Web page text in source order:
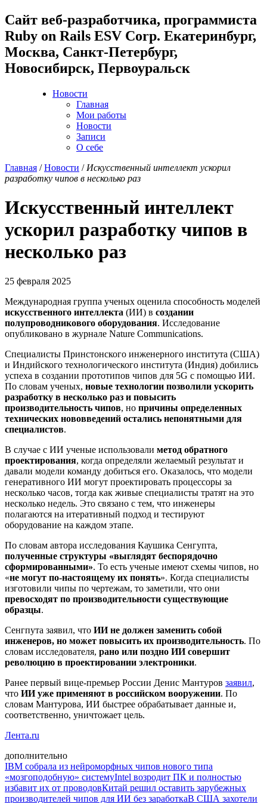
Cайт веб-разработчика, программиста
Ruby on Rails ESV Corp. Екатеринбург,
Москва, Санкт-Петербург,
Новосибирск, Первоуральск
Новости
Главная
Мои работы
Новости
Записи
О себе
Главная /Новости / Искусственный интеллект ускорил
разработку чипов в несколько раз
Искусственный интеллект
ускорил разработку чипов в
несколько раз
25 февраля 2025
Международная группа ученых оценила способность моделей
искусственного интеллекта (ИИ) в создании
полупроводникового оборудования. Исследование
опубликовано в журнале Nature Communications.
Специалисты Принстонского инженерного института (США)
и Индийского технологического института (Индия) добились
успеха в создании прототипов чипов для 5G с помощью ИИ.
По словам ученых, новые технологии позволили ускорить
разработку в несколько раз и повысить
производительность чипов, но причины определенных
технических нововведений остались непонятными для
специалистов.
В случае с ИИ ученые использовали метод обратного
проектирования, когда определяли желаемый результат и
давали модели команду добиться его. Оказалось, что модели
генеративного ИИ могут проектировать процессоры за
несколько часов, тогда как живые специалисты тратят на это
несколько недель. Это связано с тем, что инженеры
полагаются на итеративный подход и тестируют
оборудование на каждом этапе.
По словам автора исследования Каушика Сенгупта,
полученные структуры «выглядят беспорядочно
сформированными». То есть ученые имеют схемы чипов, но
«не могут по-настоящему их понять». Когда специалисты
изготовили чипы по чертежам, то заметили, что они
превосходят по производительности существующие
образцы.
Сенгпута заявил, что ИИ не должен заменить собой
инженеров, но может повысить их производительность. По
словам исследователя, рано или поздно ИИ совершит
революцию в проектировании электроники.
Ранее первый вице-премьер России Денис Мантуров заявил,
что ИИ уже применяют в российском вооружении. По
словам Мантурова, ИИ быстрее обрабатывает данные и,
соответственно, уничтожает цель.
Лента.ru
дополнительно
IBM собрала из нейроморфных чипов нового типа
«мозгоподобную» системуIntel возродит ПК и полностью
избавит их от проводовКитай решил оставить зарубежных
производителей чипов для ИИ без заработкаВ США захотели